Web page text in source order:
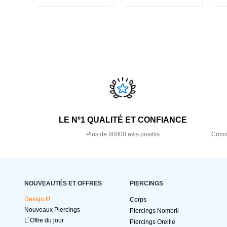
LE Nº1 QUALITÉ ET CONFIANCE
Plus de 80000 avis positifs
NOUVEAUTÉS ET OFFRES
Design It!
Nouveaux Piercings
L´Offre du jour
PIERCINGS
Corps
Piercings Nombril
Piercings Oreille